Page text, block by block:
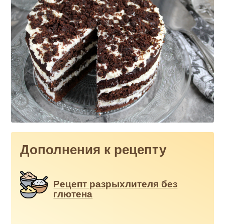
Дополнения к рецепту
Рецепт разрыхлителя без
глютена